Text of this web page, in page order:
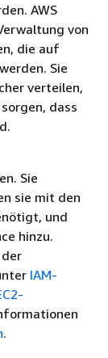
AWS
von
die auf
Sie
verteilen,
dass
Sie
sie mit den
und
hinzu.
IAM-
.